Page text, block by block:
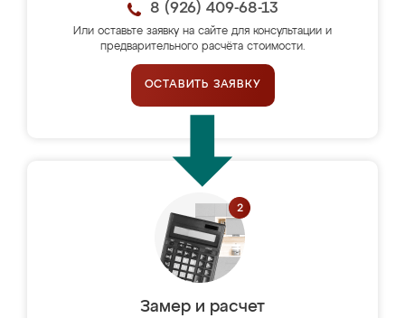
8 (926) 409-68-13
Или оставьте заявку на сайте для консультации и
предварительного расчёта стоимости.
ОСТАВИТЬ ЗАЯВКУ
Замер и расчет